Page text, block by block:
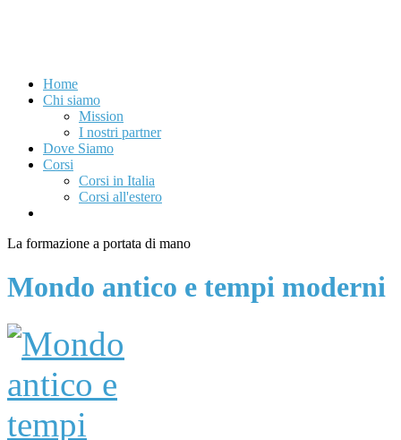
Home
Chi siamo
Mission
I nostri partner
Dove Siamo
Corsi
Corsi in Italia
Corsi all'estero
La formazione a portata di mano
Mondo antico e tempi moderni